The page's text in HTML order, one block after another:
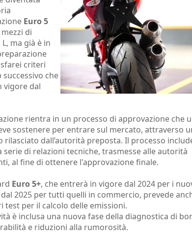
Euro 5
di
ma già è in
criteri
successivo che
vigore dal
rientra in un processo di approvazione che
sostenere per entrare sul mercato, attraverso
rilasciato dall’autorità preposta. Il processo
serie di relazioni tecniche, trasmesse alle autorità
al fine di ottenere l'approvazione finale.
Euro 5+, che entrerà in vigore dal 2024 per i
2025 per tutti quelli in commercio, prevede
test per il calcolo delle emissioni.
è inclusa una nuova fase della diagnostica di
e riduzioni alla rumorosità.